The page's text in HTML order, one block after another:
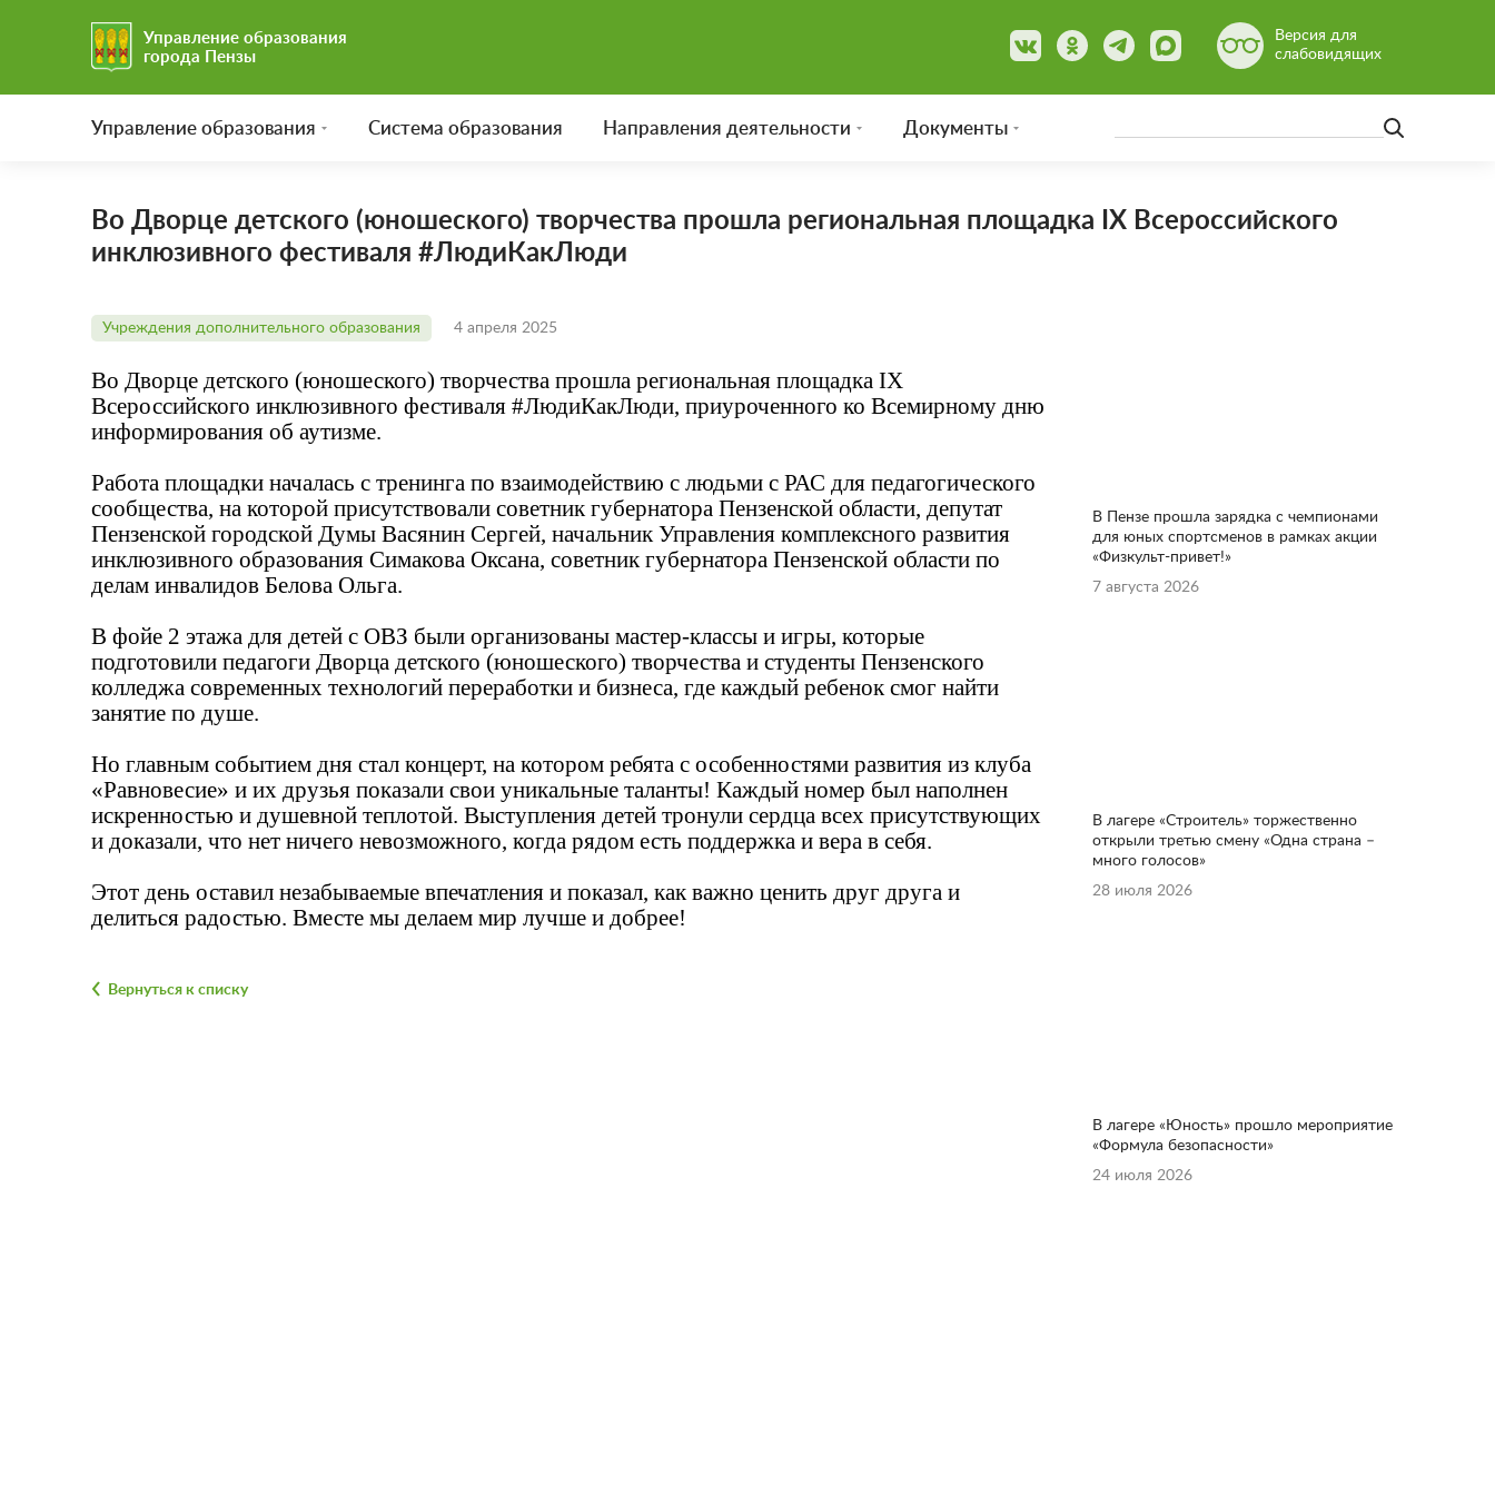
Управление образования
города Пензы
Версия для
слабовидящих
Управление образования Система образования Направления деятельности Документы
Во Дворце детского (юношеского) творчества прошла региональная площадка IX Всероссийского
инклюзивного фестиваля #ЛюдиКакЛюди
Учреждения дополнительного образования 4 апреля 2025
Во Дворце детского (юношеского) творчества прошла региональная площадка IX
Всероссийского инклюзивного фестиваля #ЛюдиКакЛюди, приуроченного ко Всемирному дню
информирования об аутизме.
Работа площадки началась с тренинга по взаимодействию с людьми с РАС для педагогического
сообщества, на которой присутствовали советник губернатора Пензенской области, депутат
Пензенской городской Думы Васянин Сергей, начальник Управления комплексного развития
инклюзивного образования Симакова Оксана, советник губернатора Пензенской области по
делам инвалидов Белова Ольга.
В фойе 2 этажа для детей с ОВЗ были организованы мастер-классы и игры, которые
подготовили педагоги Дворца детского (юношеского) творчества и студенты Пензенского
колледжа современных технологий переработки и бизнеса, где каждый ребенок смог найти
занятие по душе.
Но главным событием дня стал концерт, на котором ребята с особенностями развития из клуба
«Равновесие» и их друзья показали свои уникальные таланты! Каждый номер был наполнен
искренностью и душевной теплотой. Выступления детей тронули сердца всех присутствующих
и доказали, что нет ничего невозможного, когда рядом есть поддержка и вера в себя.
Этот день оставил незабываемые впечатления и показал, как важно ценить друг друга и
делиться радостью. Вместе мы делаем мир лучше и добрее!
Вернуться к списку
В Пензе прошла зарядка с чемпионами
для юных спортсменов в рамках акции
«Физкульт-привет!»
7 августа 2026
В лагере «Строитель» торжественно
открыли третью смену «Одна страна –
много голосов»
28 июля 2026
В лагере «Юность» прошло мероприятие
«Формула безопасности»
24 июля 2026